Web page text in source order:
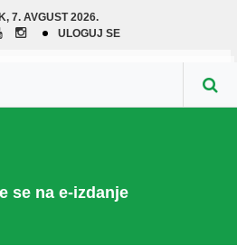
7. AVGUST 2026.
ULOGUJ SE
se na e-izdanje